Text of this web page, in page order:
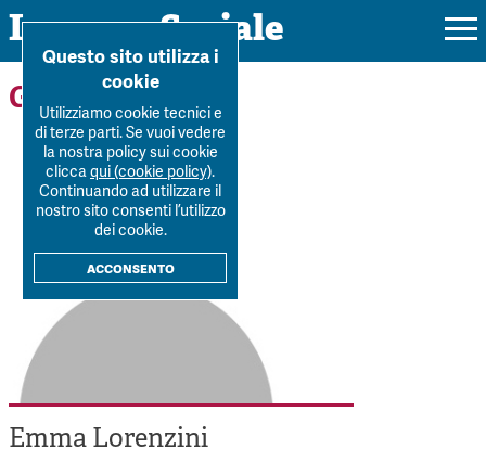
Impresa Sociale
Rivista
Ultimo numero
La Rivista
Submission
Colophon
Autori
Forum
Tutti gli articoli
Autori
Argomenti
Dossier
Tutti i dossier
Workshop Impresa Sociale 2021
Impresa sociale, reciprocità e sostenibilità
Innovazione sociale
Chi siamo
Contatti
Sostienici
Home Emma Lorenzini
Gli autori
Emma Lorenzini
Questo sito utilizza i
cookie
Utilizziamo cookie tecnici e
di terze parti. Se vuoi vedere
la nostra policy sui cookie
cliccaqui (cookie policy).
Continuando ad utilizzare il
nostro sito consenti l’utilizzo
dei cookie.
acconsento